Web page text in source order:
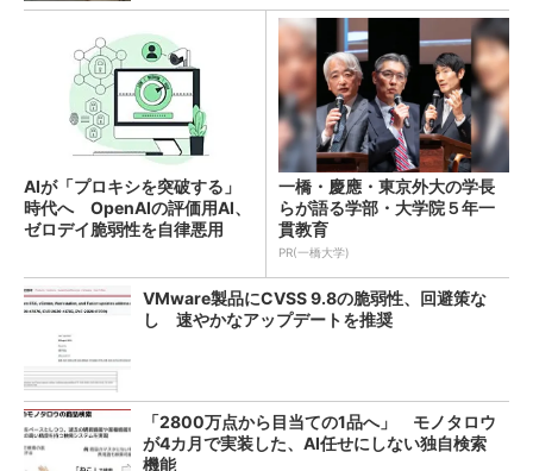
AIが「プロキシを突破する」
時代へ OpenAIの評価用AI、
ゼロデイ脆弱性を自律悪用
一橋・慶應・東京外大の学長
らが語る学部・大学院５年一
貫教育
PR(一橋大学)
VMware製品にCVSS 9.8の脆弱性、回避策な
し 速やかなアップデートを推奨
「2800万点から目当ての1品へ」 モノタロウ
が4カ月で実装した、AI任せにしない独自検索
機能